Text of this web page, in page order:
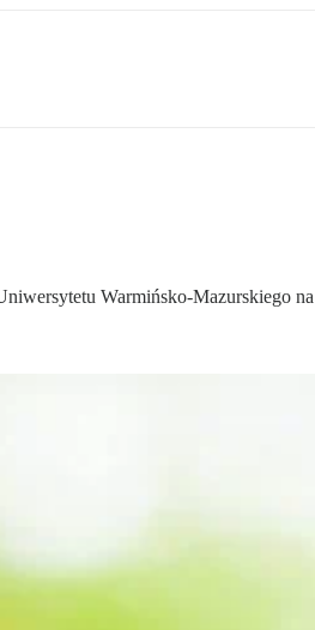
Warmińsko-Mazurskiego